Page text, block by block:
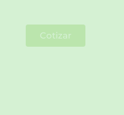
Cotizar